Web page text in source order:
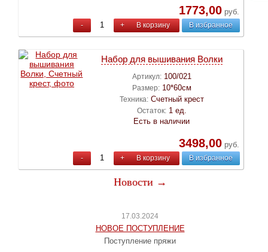
1773,00руб.
- + В корзину В избранное
Набор для вышивания Волки
Артикул: 100/021
Размер: 10*60см
Техника: Счетный крест
Остаток: 1 ед.
Есть в наличии
3498,00руб.
- + В корзину В избранное
Новости →
17.03.2024
НОВОЕ ПОСТУПЛЕНИЕ
Поступление пряжи